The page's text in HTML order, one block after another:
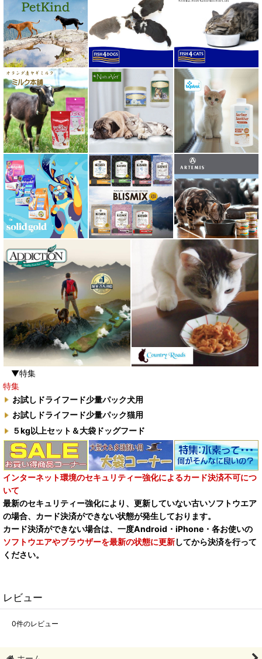
▼特集
特集
お試しドライフード少量パック犬用
お試しドライフード少量パック猫用
５kg以上セット＆大袋ドッグフード
インターネット環境のセキュリティー強化によるカード決済不可につ
いて
最新のセキュリティー強化により、更新していない古いソフトウエア
の場合、カード決済ができない状態が発生しております。
カード決済ができない場合は、一度Android・iPhone・各お使いの
ソフトウエアやブラウザーを最新の状態に更新してから決済を行って
ください。
レビュー
0件のレビュー